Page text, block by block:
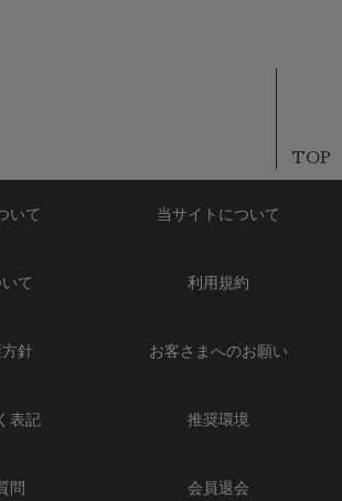
TOP
いて 当サイトについて
て 利用規約
針 お客さまへのお願い
表記 推奨環境
問 会員退会